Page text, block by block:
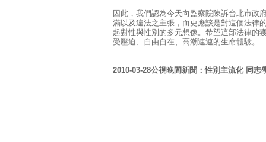
因此，我們認為今天向監察院陳訴台北市政
滿以及違法之主張，而更應該是對這個法律
起對性與性別的多元想像。希望這部法律的
受壓迫、自由自在、高潮連連的生命體驗。
2010-03-28公視晚間新聞：性別主流化 同志